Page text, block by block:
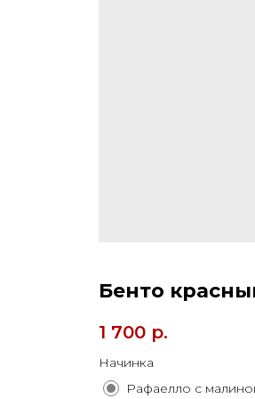
Бенто
1 700 р.
Начинка